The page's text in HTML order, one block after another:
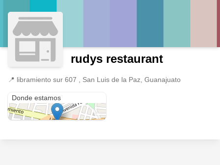
rudys restaurant
📍 libramiento sur 607 , San Luis de la Paz, Guanajuato
Donde estamos